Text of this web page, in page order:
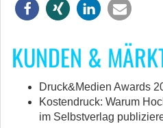
KUNDEN &
Druck&Medien Awards
Kostendruck: Warum
im Selbstverlag